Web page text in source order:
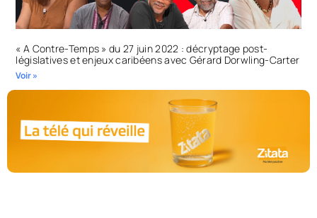
« A Contre-Temps » du 27 juin 2022 : décryptage post-
législatives et enjeux caribéens avec Gérard Dorwling-Carter
Voir »